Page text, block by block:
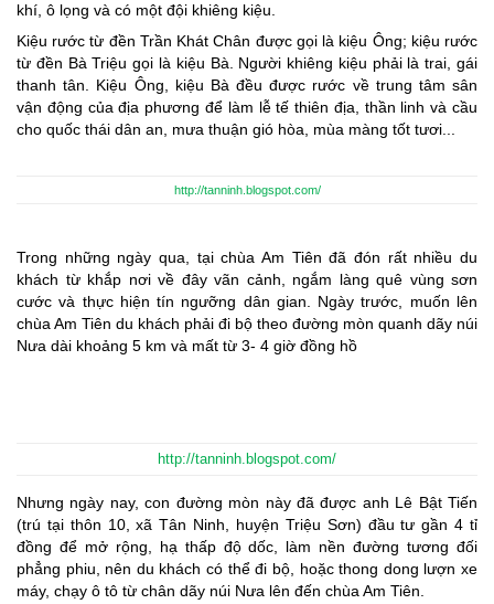
khí, ô lọng và có một đội khiêng kiệu.
Kiệu rước từ đền Trần Khát Chân được gọi là kiệu Ông; kiệu rước
từ đền Bà Triệu gọi là kiệu Bà. Người khiêng kiệu phải là trai, gái
thanh tân. Kiệu Ông, kiệu Bà đều được rước về trung tâm sân
vận động của địa phương để làm lễ tế thiên địa, thần linh và cầu
cho quốc thái dân an, mưa thuận gió hòa, mùa màng tốt tươi...
http://tanninh.blogspot.com/
Trong những ngày qua, tại chùa Am Tiên đã đón rất nhiều du
khách từ khắp nơi về đây vãn cảnh, ngắm làng quê vùng sơn
cước và thực hiện tín ngưỡng dân gian. Ngày trước, muốn lên
chùa Am Tiên du khách phải đi bộ theo đường mòn quanh dãy núi
Nưa dài khoảng 5 km và mất từ 3- 4 giờ đồng hồ
http://tanninh.blogspot.com/
Nhưng ngày nay, con đường mòn này đã được anh Lê Bật Tiến
(trú tại thôn 10, xã Tân Ninh, huyện Triệu Sơn) đầu tư gần 4 tỉ
đồng để mở rộng, hạ thấp độ dốc, làm nền đường tương đối
phẳng phiu, nên du khách có thể đi bộ, hoặc thong dong lượn xe
máy, chạy ô tô từ chân dãy núi Nưa lên đến chùa Am Tiên.